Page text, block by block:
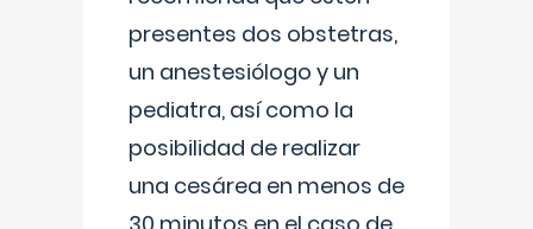
presentes dos obstetras,
un anestesiólogo y un
pediatra, así como la
posibilidad de realizar
una cesárea en menos de